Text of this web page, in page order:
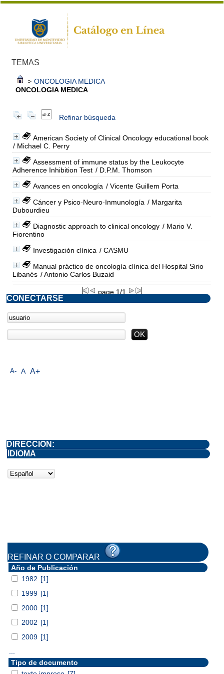
TEMAS
> ONCOLOGIA MEDICA
ONCOLOGIA MEDICA
Refinar búsqueda
American Society of Clinical Oncology educational book
/ Michael C. Perry
Assessment of immune status by the Leukocyte
Adherence Inhibition Test / D.P.M. Thomson
Avances en oncología / Vicente Guillem Porta
Cáncer y Psico-Neuro-Inmunología / Margarita
Dubourdieu
Diagnostic approach to clinical oncology / Mario V.
Fiorentino
Investigación clínica / CASMU
Manual práctico de oncología clínica del Hospital Sirio
Libanés / Antonio Carlos Buzaid
page 1/1
A- A A+
CONECTARSE
DIRECCIÓN:
IDIOMA
REFINAR O COMPARAR
Año de Publicación
1982 [1]
1999 [1]
2000 [1]
2002 [1]
2009 [1]
Tipo de documento